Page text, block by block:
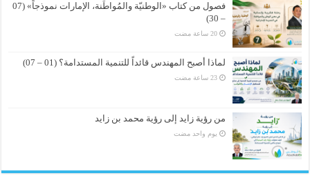
فصول من كتاب «الوطنيّة والمُواطَنة، الإمارات نموذجاً» (07
– 30)
لماذا أصبح المهندس قائداً للتنمية المستدامة؟ (01 – 07)
من رؤية زايد إلى رؤية محمد بن زايد
‏يوم واحد مضت